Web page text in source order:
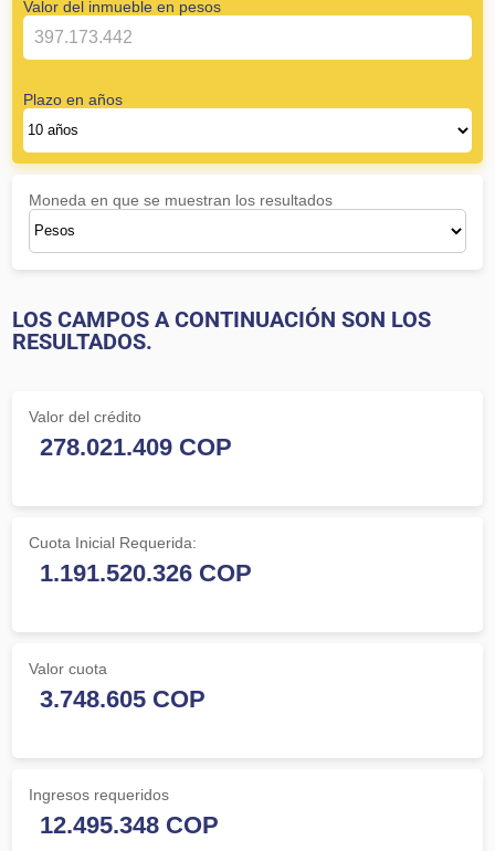
Valor del inmueble en pesos
Plazo en años
Moneda en que se muestran los resultados
LOS CAMPOS A CONTINUACIÓN SON LOS
RESULTADOS.
Valor del crédito
Cuota Inicial Requerida:
Valor cuota
Ingresos requeridos